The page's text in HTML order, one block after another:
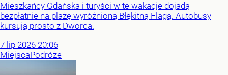
Mieszkańcy Gdańska i turyści w te wakacje dojadą
bezpłatnie na plażę wyróżnioną Błękitną Flagą. Autobusy
kursują prosto z Dworca.
7 lip 2026 20:06
MiejscaPodróże